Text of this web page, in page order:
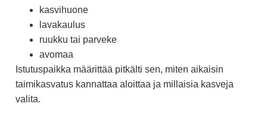
kasvihuone
lavakaulus
ruukku tai parveke
avomaa
Istutuspaikka määrittää pitkälti sen, miten aikaisin
taimikasvatus kannattaa aloittaa ja millaisia kasveja
valita.